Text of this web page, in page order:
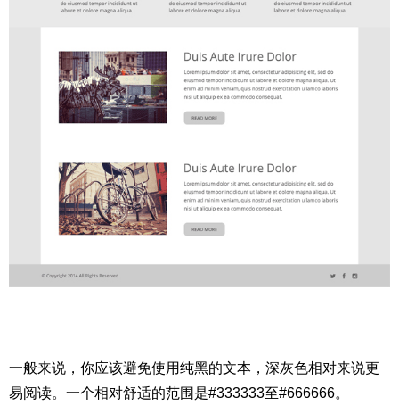
一般来说，你应该避免使用纯黑的文本，深灰色相对来说更
易阅读。一个相对舒适的范围是#333333至#666666。